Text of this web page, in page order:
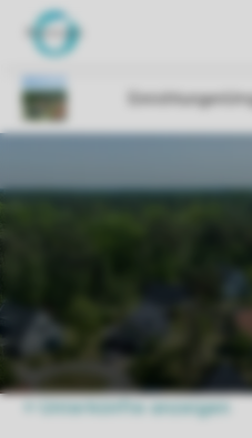
Ferienpark De Vers